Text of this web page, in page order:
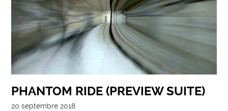
PHANTOM RIDE (PREVIEW SUITE)
20 septembre 2018